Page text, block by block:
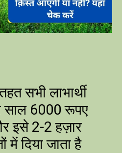
सभी लाभार्थी
साल 6000 रूपए
इसे 2-2 हज़ार
में दिया जाता है